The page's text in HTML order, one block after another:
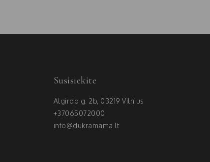
Susisiekite
Algirdo g. 2b, 03219 Vilnius
+37065072000
info@dukramama.lt